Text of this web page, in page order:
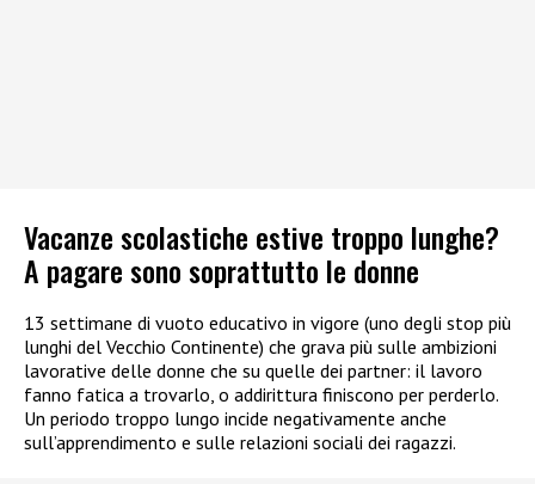
Vacanze scolastiche estive troppo lunghe?
A pagare sono soprattutto le donne
13 settimane di vuoto educativo in vigore (uno degli stop più
lunghi del Vecchio Continente) che grava più sulle ambizioni
lavorative delle donne che su quelle dei partner: il lavoro
fanno fatica a trovarlo, o addirittura finiscono per perderlo.
Un periodo troppo lungo incide negativamente anche
sull’apprendimento e sulle relazioni sociali dei ragazzi.